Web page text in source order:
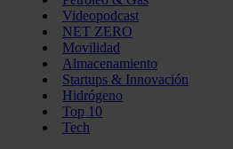
Videopodcast
NET ZERO
Movilidad
Almacenamiento
Startups & Innovación
Hidrógeno
Top 10
Tech